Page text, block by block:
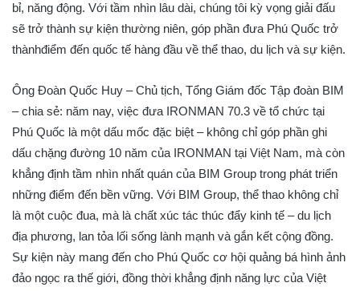
bỉ, năng động. Với tầm nhìn lâu dài, chúng tôi kỳ vọng giải đấu
sẽ trở thành sự kiện thường niên, góp phần đưa Phú Quốc trở
thànhđiểm đến quốc tế hàng đầu về thể thao, du lịch và sự kiện.
Ông Đoàn Quốc Huy – Chủ tịch, Tổng Giám đốc Tập đoàn BIM
– chia sẻ: năm nay, việc đưa IRONMAN 70.3 về tổ chức tại
Phú Quốc là một dấu mốc đặc biệt – không chỉ góp phần ghi
dấu chặng đường 10 năm của IRONMAN tại Việt Nam, mà còn
khẳng định tầm nhìn nhất quán của BIM Group trong phát triển
những điểm đến bền vững. Với BIM Group, thể thao không chỉ
là một cuộc đua, mà là chất xúc tác thúc đẩy kinh tế – du lịch
địa phương, lan tỏa lối sống lành mạnh và gắn kết cộng đồng.
Sự kiện này mang đến cho Phú Quốc cơ hội quảng bá hình ảnh
đảo ngọc ra thế giới, đồng thời khẳng định năng lực của Việt